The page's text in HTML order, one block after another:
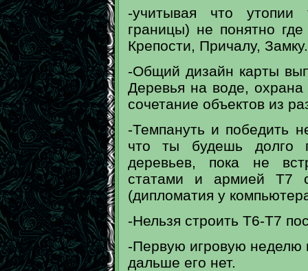
-учитывая что утопии
границы) не понятно
Крепости, Причалу, Замку.
-Общий дизайн карты
Деревья на воде,
сочетание объектов из
-Темпануть и победить
что ты будешь долго
деревьев, пока не
статами и армией Т7
(дипломатия у
-Нельзя строить Т6-Т7
-Первую игровую неделю
дальше его нет.